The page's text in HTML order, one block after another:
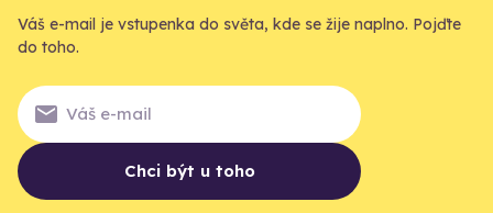
Váš e-mail je vstupenka do světa, kde se žije naplno. Pojďte
do toho.
Chci být u toho